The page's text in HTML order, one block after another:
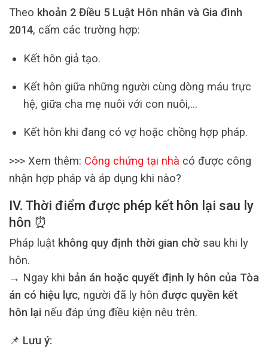
Theo khoản 2 Điều 5 Luật Hôn nhân và Gia đình
2014, cấm các trường hợp:
Kết hôn giả tạo.
Kết hôn giữa những người cùng dòng máu trực
hệ, giữa cha mẹ nuôi với con nuôi,…
Kết hôn khi đang có vợ hoặc chồng hợp pháp.
>>> Xem thêm: Công chứng tại nhà có được công
nhận hợp pháp và áp dụng khi nào?
IV. Thời điểm được phép kết hôn lại sau ly
hôn ⏰
Pháp luật không quy định thời gian chờ sau khi ly
hôn.
→ Ngay khi bản án hoặc quyết định ly hôn của Tòa
án có hiệu lực, người đã ly hôn được quyền kết
hôn lại nếu đáp ứng điều kiện nêu trên.
📌 Lưu ý: